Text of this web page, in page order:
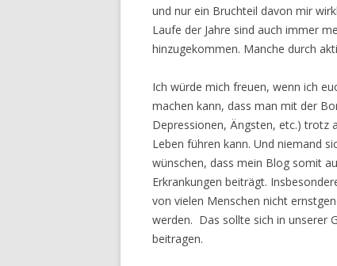
und nur ein Bruchteil davon mir
Laufe der Jahre sind auch immer
hinzugekommen. Manche durch
Ich würde mich freuen, wenn ich
machen kann, dass man mit der
Depressionen, Ängsten, etc.) trotz
Leben führen kann. Und niemand
wünschen, dass mein Blog somit
Erkrankungen beiträgt.
von vielen Menschen nicht
werden. Das sollte sich in unserer
beitragen.